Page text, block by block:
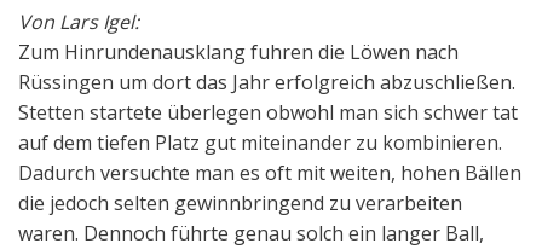
Von Lars Igel:
Zum Hinrundenausklang fuhren die Löwen nach
Rüssingen um dort das Jahr erfolgreich abzuschließen.
Stetten startete überlegen obwohl man sich schwer tat
auf dem tiefen Platz gut miteinander zu kombinieren.
Dadurch versuchte man es oft mit weiten, hohen Bällen
die jedoch selten gewinnbringend zu verarbeiten
waren. Dennoch führte genau solch ein langer Ball,